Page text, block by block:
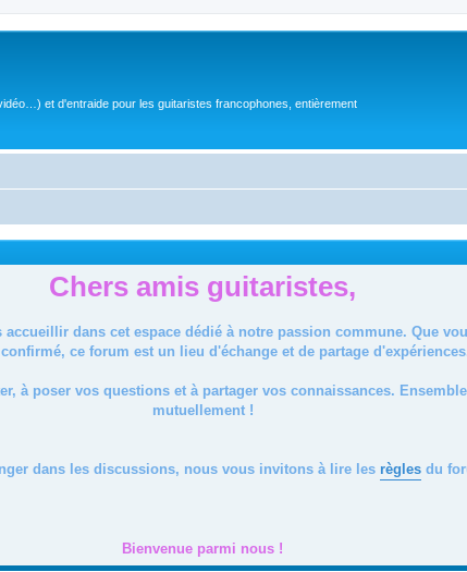
et d'entraide pour les guitaristes francophones, entièrement
Chers amis guitaristes,
dans cet espace dédié à notre passion commune. Que
ce forum est un lieu d'échange et de partage
à poser vos questions et à partager vos connaissances.
mutuellement !
dans les discussions, nous vous invitons à lire les règles du
Bienvenue parmi nous !